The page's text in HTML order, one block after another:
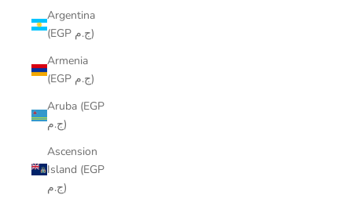
Argentina
(EGP ج.م)
Armenia
(EGP ج.م)
Aruba (EGP
ج.م)
Ascension
Island (EGP
ج.م)